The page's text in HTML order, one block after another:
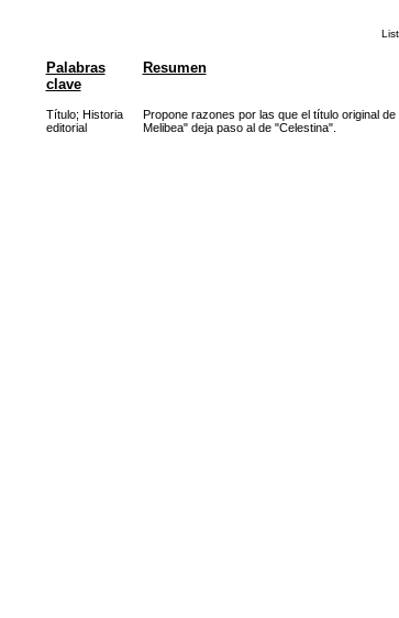
Palabras
clave
Resumen
Título; Historia
editorial
Propone razones por las que el título original
Melibea" deja paso al de "Celestina".